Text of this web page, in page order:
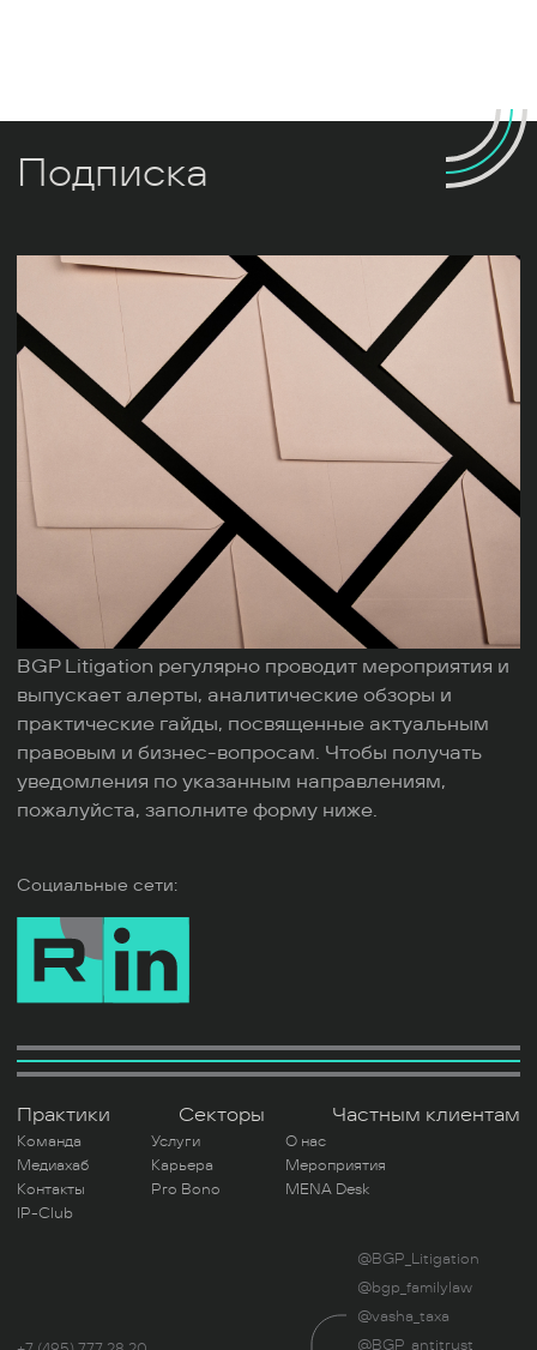
Подписка
BGP Litigation регулярно проводит мероприятия и
выпускает алерты, аналитические обзоры и
практические гайды, посвященные актуальным
правовым и бизнес-вопросам. Чтобы получать
уведомления по указанным направлениям,
пожалуйста, заполните форму ниже.
Социальные сети:
Практики Секторы Частным клиентам
Команда Услуги
О нас
Медиахаб
Карьера
Мероприятия
Контакты
Pro Bono
MENA Desk
IP-Club
@BGP_Litigation
@bgp_familylaw
@vasha_taxa
@BGP_antitrust